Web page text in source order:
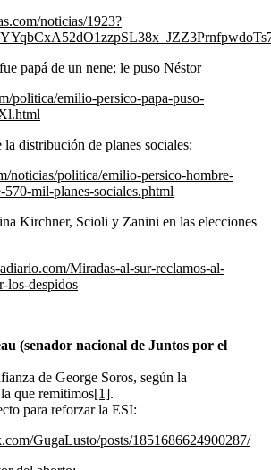
noticias/1923?
papá de un nene; le puso Néstor
politica/emilio-persico-papa-puso-
la distribución de planes sociales:
noticias/politica/emilio-persico-hombre-
570-mil-planes-sociales.phtml
Kirchner, Scioli y Zanini en las elecciones
Miradas-al-sur-reclamos-al-
los-despidos
(senador nacional de Juntos por el
de George Soros, según la
que remitimos[1].
para reforzar la ESI:
GugaLusto/posts/1851686624900287/